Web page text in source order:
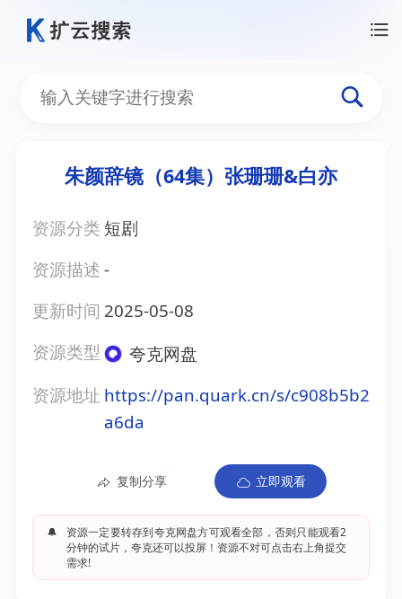
朱颜辞镜（64集）张珊珊&白亦
资源分类 短剧
资源描述-
更新时间 2025-05-08
资源类型
夸克网盘
资源地址 https://pan.quark.cn/s/c908b5b2
a6da
复制分享 立即观看
🔔
资源一定要转存到夸克网盘方可观看全部，否则只能观看2
分钟的试片，夸克还可以投屏！资源不对可点击右上角提交
需求!